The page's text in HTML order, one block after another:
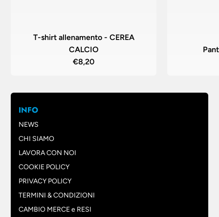
T-shirt allenamento - CEREA
CALCIO
€8,20
INFO
NEWS
CHI SIAMO
LAVORA CON NOI
COOKIE POLICY
PRIVACY POLICY
TERMINI & CONDIZIONI
CAMBIO MERCE e RESI